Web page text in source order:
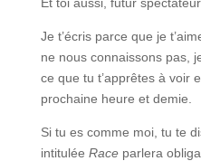
Je t’écris parce que je
ne nous connaissons pas,
ce que tu t’apprêtes à voir
prochaine heure et demie.
Si tu es comme moi, tu te
intitulée Raceparlera